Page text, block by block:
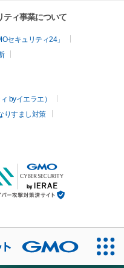
ティ事業について
セキュリティ24」
byイエラエ）
りすまし対策